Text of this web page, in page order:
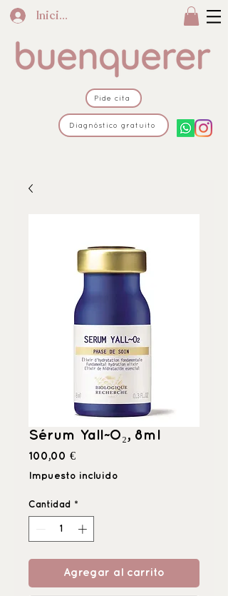
Iniciar sesión
Pide cita
Diagnóstico gratuito
Sérum Yall~O₂, 8ml
100,00 €Precio
Impuesto incluido
Cantidad *
Agregar al carrito